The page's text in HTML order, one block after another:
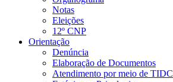
Notas
Eleições
12º CNP
Orientação
Denúncia
Elaboração de Documentos
Atendimento por meio de TIDC